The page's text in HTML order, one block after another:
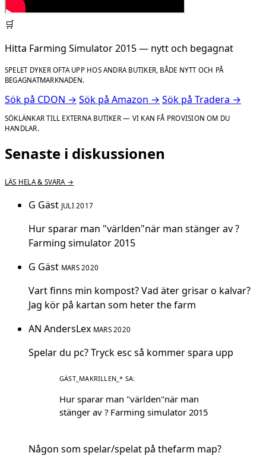
🛒
Hitta Farming Simulator 2015 — nytt och begagnat
SPELET DYKER OFTA UPP HOS ANDRA BUTIKER, BÅDE NYTT OCH PÅ
BEGAGNATMARKNADEN.
Sök på CDON → Sök på Amazon → Sök på Tradera →
SÖKLÄNKAR TILL EXTERNA BUTIKER — VI KAN FÅ PROVISION OM DU
HANDLAR.
Senaste i diskussionen
LÄS HELA & SVARA →
G Gäst JULI 2017
Hur sparar man "världen"när man stänger av ?
Farming simulator 2015
G Gäst MARS 2020
Vart finns min kompost? Vad äter grisar o kalvar?
Jag kör på kartan som heter the farm
AN AndersLex MARS 2020
Spelar du pc? Tryck esc så kommer spara upp
Hur sparar man "världen"när man
stänger av ? Farming simulator 2015
Någon som spelar/spelat på thefarm map?